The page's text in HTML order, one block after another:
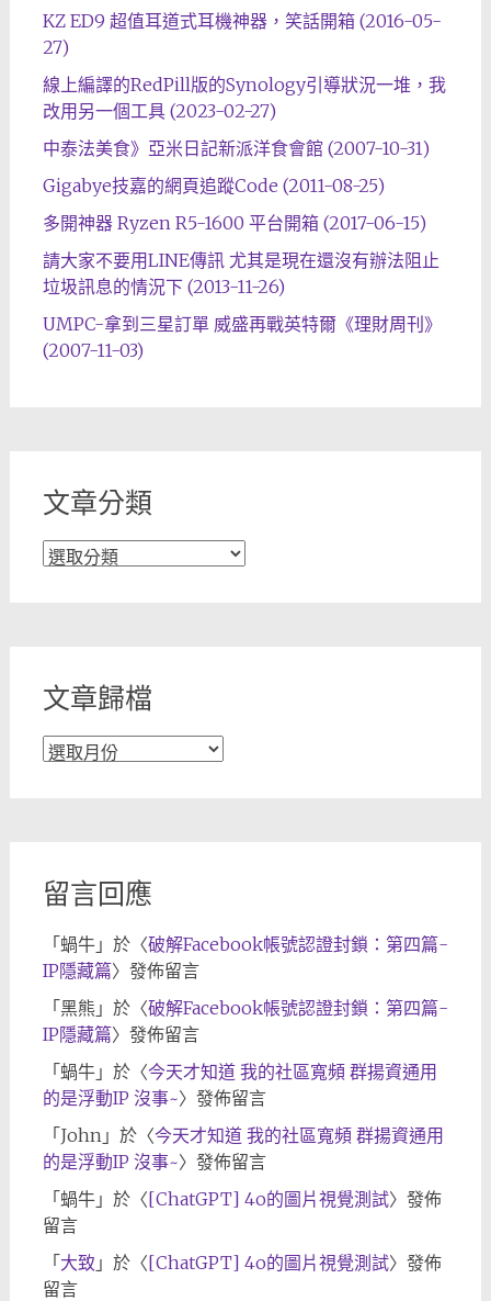
KZ ED9 超值耳道式耳機神器，笑話開箱 (2016-05-
27)
線上編譯的RedPill版的Synology引導狀況一堆，我
改用另一個工具 (2023-02-27)
中泰法美食》亞米日記新派洋食會館 (2007-10-31)
Gigabye技嘉的網頁追蹤Code (2011-08-25)
多開神器 Ryzen R5-1600 平台開箱 (2017-06-15)
請大家不要用LINE傳訊 尤其是現在還沒有辦法阻止
垃圾訊息的情況下 (2013-11-26)
UMPC-拿到三星訂單 威盛再戰英特爾《理財周刊》
(2007-11-03)
文章分類
文
文章歸檔
文
留言回應
「 蝸牛」於〈破解Facebook帳號認證封鎖：第四篇-
IP隱藏篇〉發佈留言
「 黑熊 」於〈破解Facebook帳號認證封鎖：第四篇-
IP隱藏篇〉發佈留言
「 蝸牛」於〈今天才知道 我的社區寬頻 群揚資通用
的是浮動IP 沒事~〉發佈留言
「 John」於〈今天才知道 我的社區寬頻 群揚資通用
的是浮動IP 沒事~〉發佈留言
「 蝸牛」於〈[ChatGPT] 4o的圖片視覺測試〉發佈
留言
「 大致 」於〈[ChatGPT] 4o的圖片視覺測試〉發佈
留言